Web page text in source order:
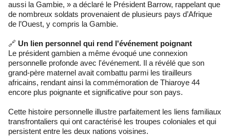
aussi la Gambie, » a déclaré le Président Barrow, rappelant que
de nombreux soldats provenaient de plusieurs pays d’Afrique
de l’Ouest, y compris la Gambie.
🔗 Un lien personnel qui rend l'événement poignant
Le président gambien a même évoqué une connexion
personnelle profonde avec l'événement. Il a révélé que son
grand-père maternel avait combattu parmi les tirailleurs
africains, rendant ainsi la commémoration de Thiaroye 44
encore plus poignante et significative pour son pays.
Cette histoire personnelle illustre parfaitement les liens familiaux
transfrontaliers qui ont caractérisé les troupes coloniales et qui
persistent entre les deux nations voisines.